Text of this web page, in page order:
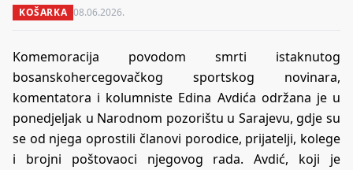
KOŠARKA 08.06.2026.
Komemoracija povodom smrti istaknutog
bosanskohercegovačkog sportskog novinara,
komentatora i kolumniste Edina Avdića održana je u
ponedjeljak u Narodnom pozorištu u Sarajevu, gdje su
se od njega oprostili članovi porodice, prijatelji, kolege
i brojni poštovaoci njegovog rada. Avdić, koji je